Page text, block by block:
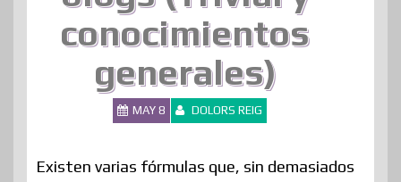
conocimientos
generales)
MAY 8 DOLORS REIG
Existen varias fórmulas que, sin demasiados